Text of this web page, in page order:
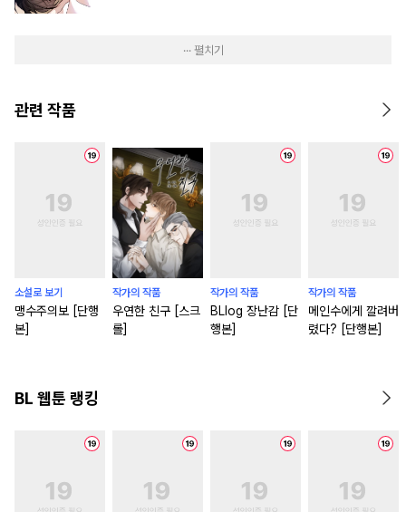
··· 펼치기
관련 작품
소설로 보기
맹수주의보 [단행
본]
작가의 작품
우연한 친구 [스크
롤]
작가의 작품
BLlog 장난감 [단
행본]
작가의 작품
메인수에게 깔려버
렸다? [단행본]
BL 웹툰 랭킹